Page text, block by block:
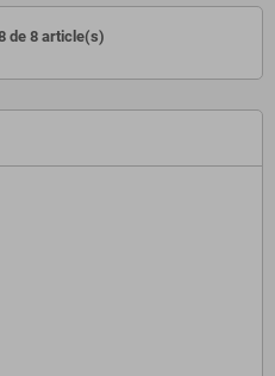
de 8 article(s)